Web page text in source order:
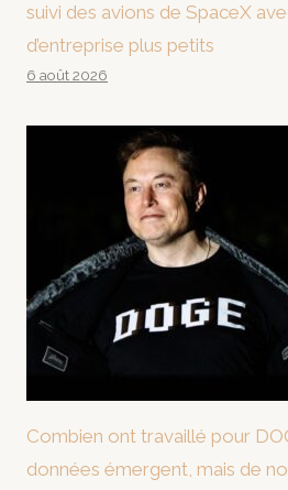
suivi des avions de SpaceX
d’entreprise plus petits
6 août 2026
Combien ont travaillé pour
données émergent, mais de